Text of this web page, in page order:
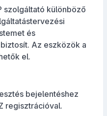
szolgáltató különböző
és
Az eszközök a
el.
bejelentéshez
regisztrációval.